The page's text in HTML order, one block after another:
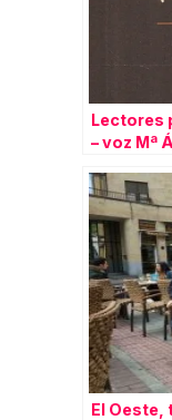
Lectores
– voz Mª
El